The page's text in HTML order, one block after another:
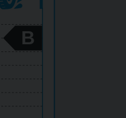
B